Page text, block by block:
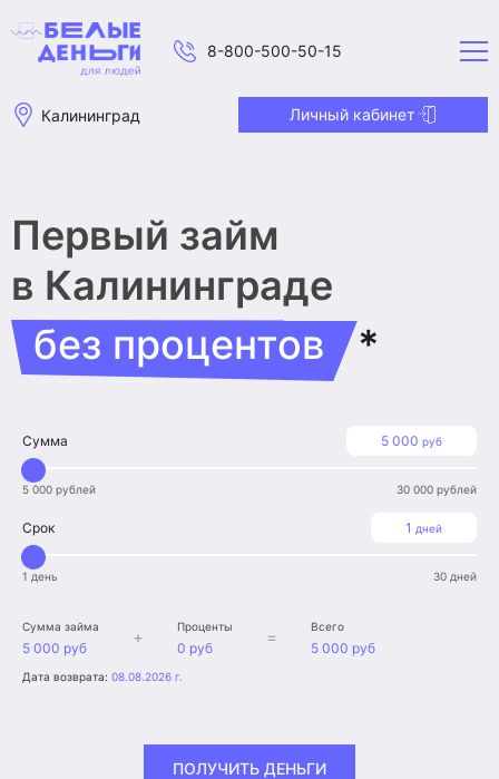
8-800-500-50-15
Калининград Личный кабинет
Первый займ
в Калининграде
без процентов
*
5 000 руб
Сумма
5 000 рублей 30 000 рублей
1 дней
Срок
1 день 30 дней
Сумма займа
5 000 руб
+ Проценты
0 руб
= Всего
5 000 руб
Дата возврата: 08.08.2026 г.
ПОЛУЧИТЬ ДЕНЬГИ